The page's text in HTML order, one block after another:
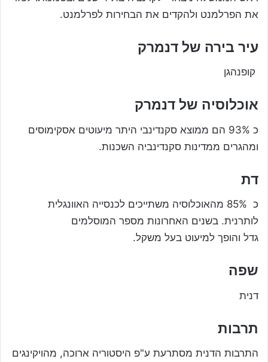
את הפרלמנט ולהקדים את הבחירות לפרלמנט.
עיר בירה של דנמרק
קופנהגן
אוכלוסיה של דנמרק
כ 93% הם ממוצא סקנדינבי היתר מיעוטים אסקימוסים
ומהגרים ממדינות סקנדינביה השכנות.
דת
כ 85% מהאוכלוסיה משתייכים לכנסייה האוונגלית
לותרנית. בשנים האחרונות מספר המוסלמים
גדל והופך למיעוט בעל משקל.
שפה
דנית
תרבות
התרבות הדנית מסתרעת ע"פ היסטוריה ארוכה, מהויקינגים